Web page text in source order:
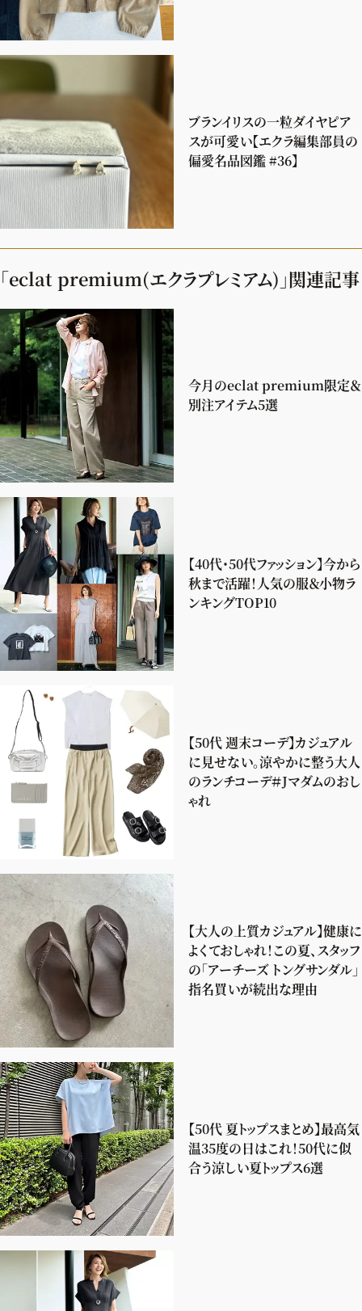
ブランイリスの一粒ダイヤピア
スが可愛い【エクラ編集部員の
偏愛名品図鑑 #36】
「eclat premium(エクラプレミアム)」関連記事
今月のeclat premium限定＆
別注アイテム5選
【40代・50代ファッション】今から
秋まで活躍！人気の服＆小物ラ
ンキングTOP10
【50代 週末コーデ】カジュアル
に見せない。涼やかに整う大人
のランチコーデ＃Jマダムのおし
ゃれ
【大人の上質カジュアル】健康に
よくておしゃれ！この夏、スタッフ
の「アーチーズ トングサンダル」
指名買いが続出な理由
【50代 夏トップスまとめ】最高気
温35度の日はこれ！50代に似
合う涼しい夏トップス6選